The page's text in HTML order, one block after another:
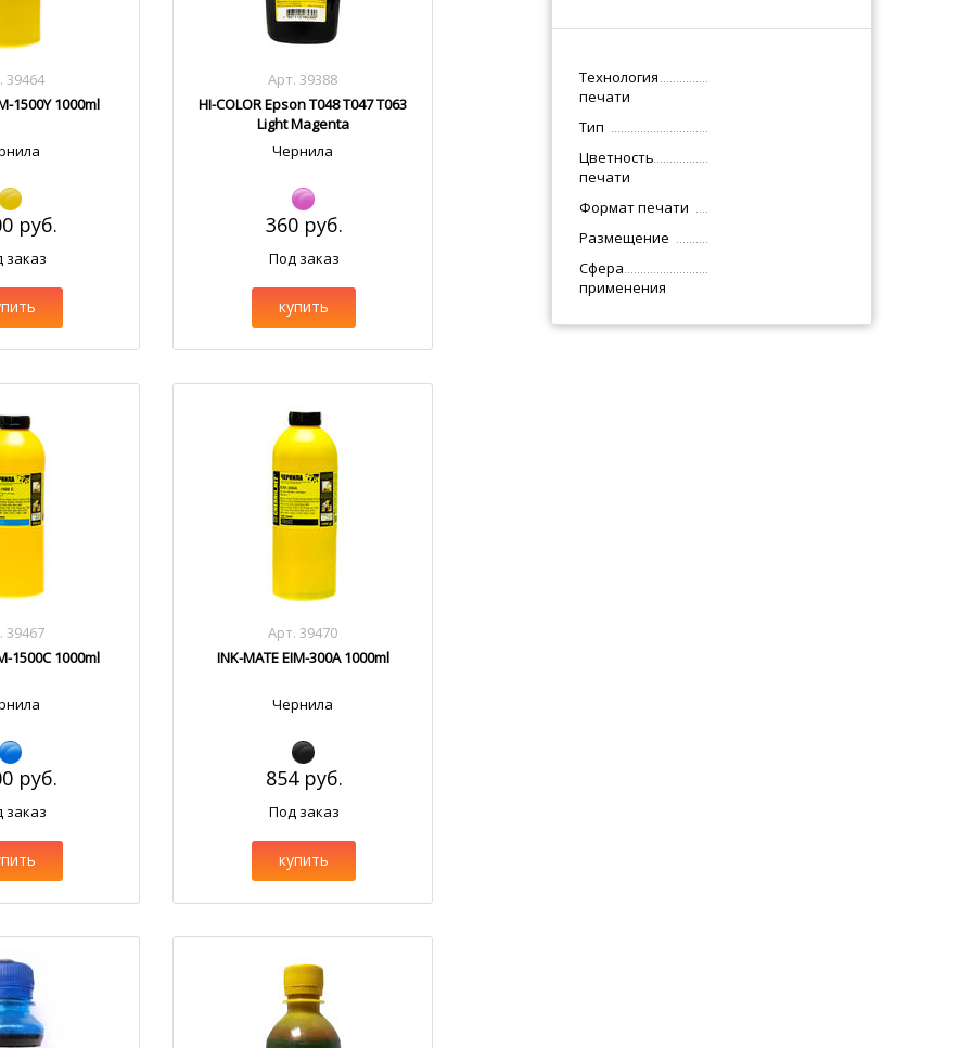
39464
1500Y 1000ml
руб.
заказ
Арт. 39388
HI-COLOR Epson T048 T047 T063
Light Magenta
Чернила
360 руб.
Под заказ
купить
39467
1500C 1000ml
руб.
заказ
Арт. 39470
INK-MATE EIM-300A 1000ml
Чернила
854 руб.
Под заказ
купить
Технология
печати
Тип
Цветность
печати
Формат печати
Размещение
Сфера
применения